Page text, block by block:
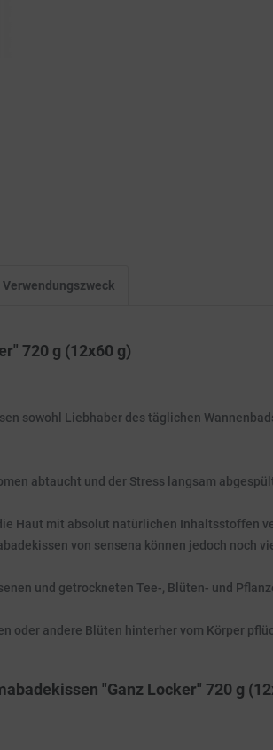
Verwendungszweck
720 g (12x60 g)
sowohl Liebhaber des täglichen
abtaucht und der Stress langsam
Haut mit absolut natürlichen Inhaltsstoffen
von sensena können jedoch noch
und getrockneten Tee-, Blüten- und
oder andere Blüten hinterher vom Körper
"Ganz Locker" 720 g